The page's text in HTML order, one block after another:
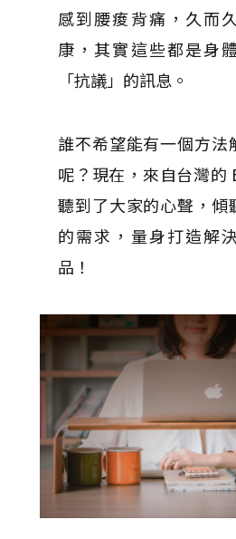
感到腰痠背痛，久而
康，其實這些都是身
「抗議」的訊息。
誰不希望能有一個方法
呢？ 現在，來自台灣的
聽到了大家的心聲，傾
的需求，量身打造解
品！